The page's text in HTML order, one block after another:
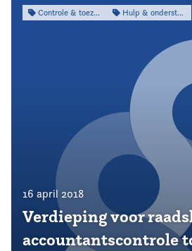
Controle & toezicht Hulp & ondersteuning
16 april 2018
Verdieping voor
accountantscontrole